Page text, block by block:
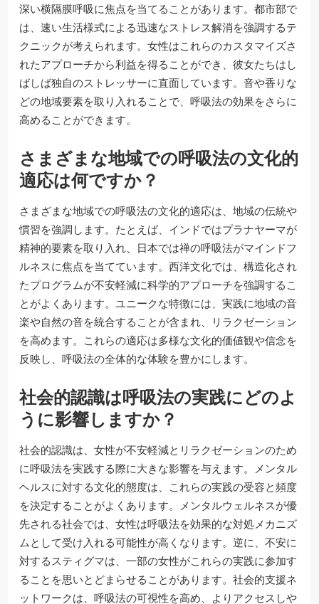
深い横隔膜呼吸に焦点を当てることがあります。都市部で
は、速い生活様式による迅速なストレス解消を強調するテ
クニックが考えられます。女性はこれらのカスタマイズさ
れたアプローチから利益を得ることができ、彼女たちはし
ばしば独自のストレッサーに直面しています。音や香りな
どの地域要素を取り入れることで、呼吸法の効果をさらに
高めることができます。
さまざまな地域での呼吸法の文化的
適応は何ですか？
さまざまな地域での呼吸法の文化的適応は、地域の伝統や
慣習を強調します。たとえば、インドではプラナヤーマが
精神的要素を取り入れ、日本では禅の呼吸法がマインドフ
ルネスに焦点を当てています。西洋文化では、構造化され
たプログラムが不安軽減に科学的アプローチを強調するこ
とがよくあります。ユニークな特徴には、実践に地域の音
楽や自然の音を統合することが含まれ、リラクゼーション
を高めます。これらの適応は多様な文化的価値観や信念を
反映し、呼吸法の全体的な体験を豊かにします。
社会的認識は呼吸法の実践にどのよ
うに影響しますか？
社会的認識は、女性が不安軽減とリラクゼーションのため
に呼吸法を実践する際に大きな影響を与えます。メンタル
ヘルスに対する文化的態度は、これらの実践の受容と頻度
を決定することがよくあります。メンタルウェルネスが優
先される社会では、女性は呼吸法を効果的な対処メカニズ
ムとして受け入れる可能性が高くなります。逆に、不安に
対するスティグマは、一部の女性がこれらの実践に参加す
ることを思いとどまらせることがあります。社会的支援ネ
ットワークは、呼吸法の可視性を高め、よりアクセスしや